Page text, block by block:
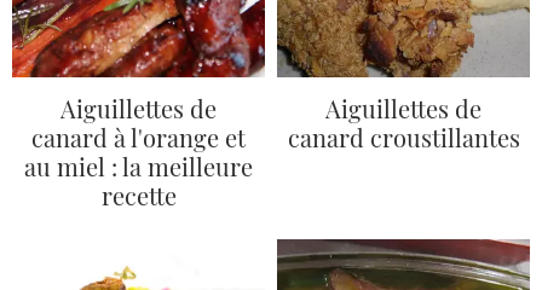
Aiguillettes de
canard à l'orange et
au miel : la meilleure
recette
Aiguillettes de
canard croustillantes